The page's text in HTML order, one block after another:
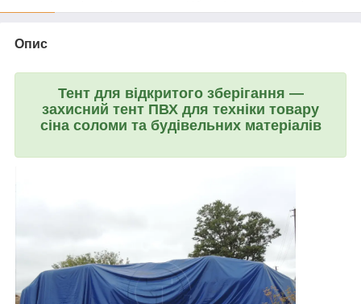
Опис
Тент для відкритого зберігання —
захисний тент ПВХ для техніки товару
сіна соломи та будівельних матеріалів